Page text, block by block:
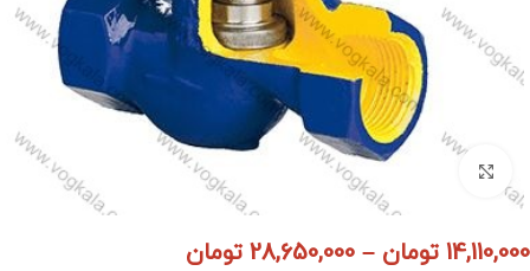
برای بزرگنمایی کلیک کنید
14,110,000 تومان –
28,650,000 تومان